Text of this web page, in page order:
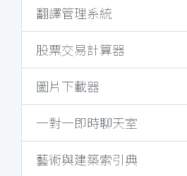
翻譯管理系統
股票交易計算器
圖片下載器
一對一即時聊天室
藝術與建築索引典